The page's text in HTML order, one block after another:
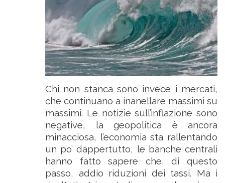
Chi non stanca sono invece i mercati,
che continuano a inanellare massimi su
massimi. Le notizie sull’inflazione sono
negative, la geopolitica è ancora
minacciosa, l’economia sta rallentando
un po’ dappertutto, le banche centrali
hanno fatto sapere che, di questo
passo, addio riduzioni dei tassi. Ma i